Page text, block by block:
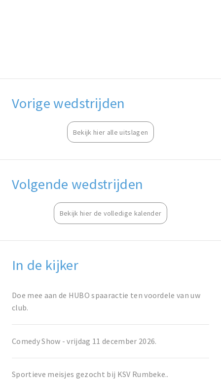
Vorige wedstrijden
Bekijk hier alle uitslagen
Volgende wedstrijden
Bekijk hier de volledige kalender
In de kijker
Doe mee aan de HUBO spaaractie ten voordele van uw
club.
Comedy Show - vrijdag 11 december 2026.
Sportieve meisjes gezocht bij KSV Rumbeke..